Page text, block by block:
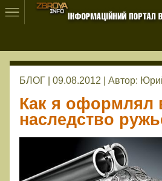
БЛОГ | 09.08.2012 | Автор:
Как я оформлял
наследство